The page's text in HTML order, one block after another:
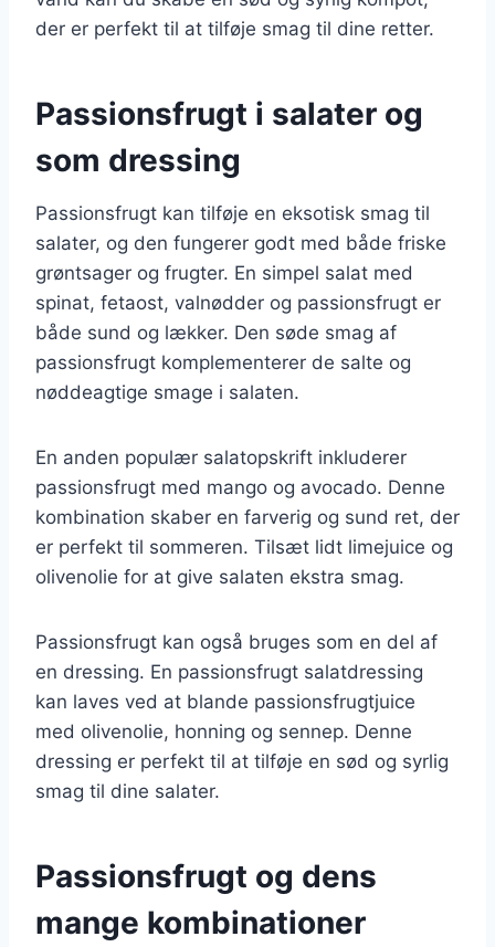
der er perfekt til at tilføje smag til dine retter.
Passionsfrugt i salater og
som dressing
Passionsfrugt kan tilføje en eksotisk smag til
salater, og den fungerer godt med både friske
grøntsager og frugter. En simpel salat med
spinat, fetaost, valnødder og passionsfrugt er
både sund og lækker. Den søde smag af
passionsfrugt komplementerer de salte og
nøddeagtige smage i salaten.
En anden populær salatopskrift inkluderer
passionsfrugt med mango og avocado. Denne
kombination skaber en farverig og sund ret, der
er perfekt til sommeren. Tilsæt lidt limejuice og
olivenolie for at give salaten ekstra smag.
Passionsfrugt kan også bruges som en del af
en dressing. En passionsfrugt salatdressing
kan laves ved at blande passionsfrugtjuice
med olivenolie, honning og sennep. Denne
dressing er perfekt til at tilføje en sød og syrlig
smag til dine salater.
Passionsfrugt og dens
mange kombinationer